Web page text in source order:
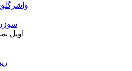
سوزن
اویل